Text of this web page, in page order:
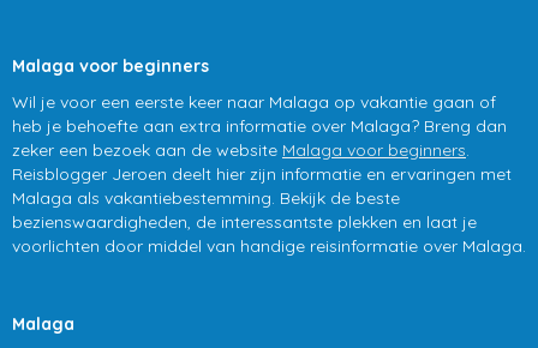
Malaga voor beginners
Wil je voor een eerste keer naar Malaga op vakantie gaan of
heb je behoefte aan extra informatie over Malaga? Breng dan
zeker een bezoek aan de website Malaga voor beginners.
Reisblogger Jeroen deelt hier zijn informatie en ervaringen met
Malaga als vakantiebestemming. Bekijk de beste
bezienswaardigheden, de interessantste plekken en laat je
voorlichten door middel van handige reisinformatie over Malaga.
Malaga